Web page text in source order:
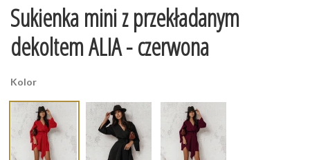
Sukienka mini z przekładanym
dekoltem ALIA - czerwona
Kolor